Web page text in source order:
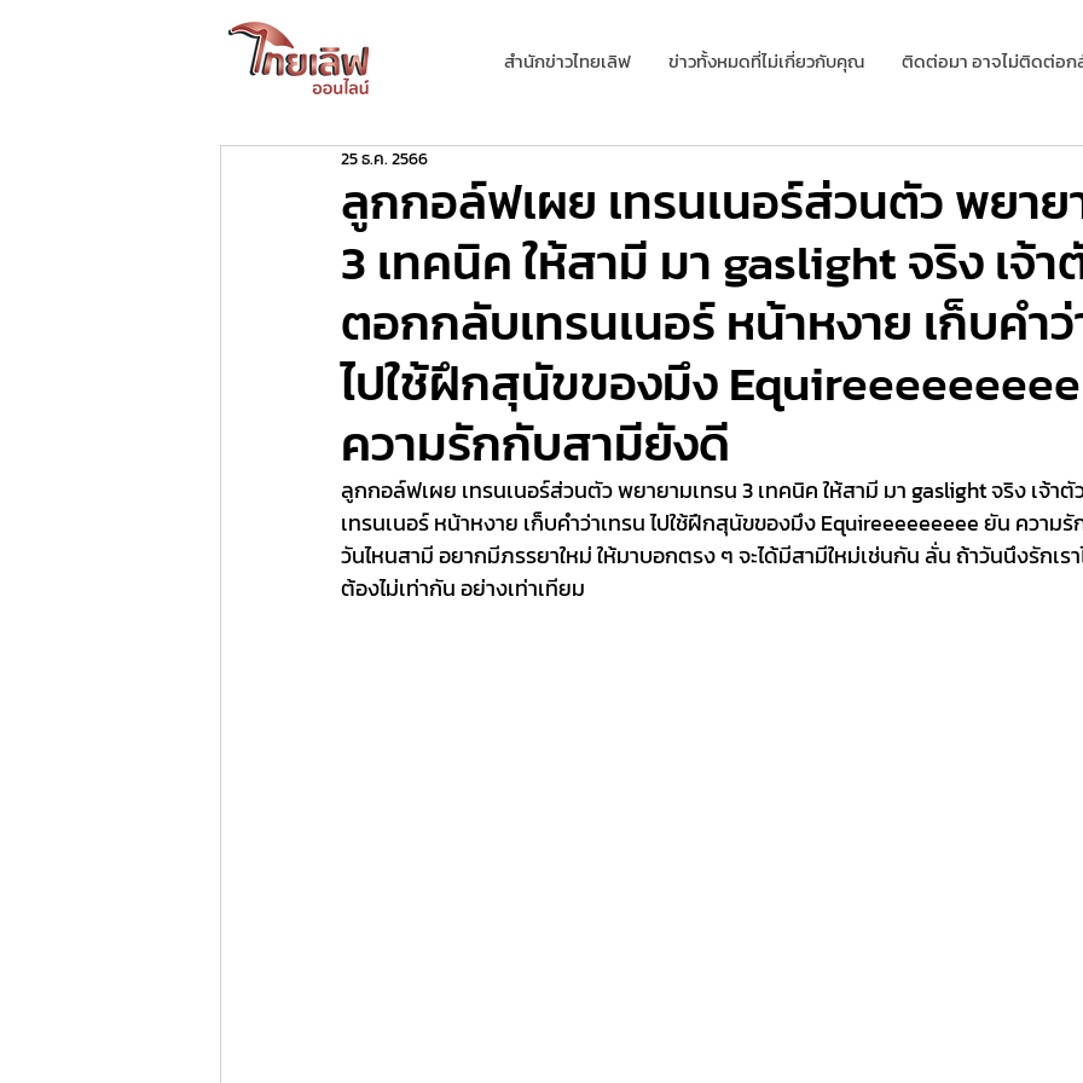
สำนักข่าวไทยเลิฟ ข่าวทั้งหมดที่ไม่เกี่ยวกับคุณ ติดต่อมา อาจไม่ติดต่อก
ลูกกอล์ฟเผย เทรนเนอร์ส่วนตัว พยาย
3 เทคนิค ให้สามี มา gaslight จริง เจ้
ตอกกลับเทรนเนอร์ หน้าหงาย เก็บคำว่
ไปใช้ฝึกสุนัขของมึง
ความรักกับสามียังดี
25 ธ.ค. 2566
ลูกกอล์ฟเผย เทรนเนอร์ส่วนตัว พยายามเทรน 3 เทคนิค ให้สามี มา gaslight จริง เจ้า
เทรนเนอร์ หน้าหงาย เก็บคำว่าเทรน ไปใช้ฝึกสุนัขของมึง Equireeeeeeeee ยัน ความ
วันไหนสามี อยากมีภรรยาใหม่ ให้มาบอกตรง ๆ จะได้มีสามีใหม่เช่นกัน ลั่น ถ้าวันนึงรักเร
ต้องไม่เท่ากัน อย่างเท่าเทียม